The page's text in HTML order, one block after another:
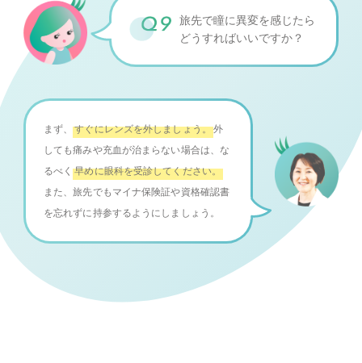
旅先で瞳に異変を感じたら
どうすればいいですか？
まず、すぐにレンズを外しましょう。外
しても痛みや充血が治まらない場合は、な
るべく早めに眼科を受診してください。
また、旅先でもマイナ保険証や資格確認書
を忘れずに持参するようにしましょう。